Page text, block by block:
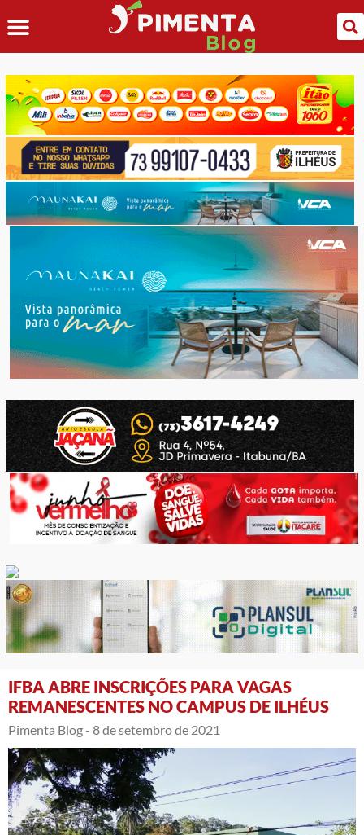
IFBA ABRE INSCRIÇÕES PARA VAGAS
REMANESCENTES NO CAMPUS DE ILHÉUS
Pimenta Blog - 8 de setembro de 2021